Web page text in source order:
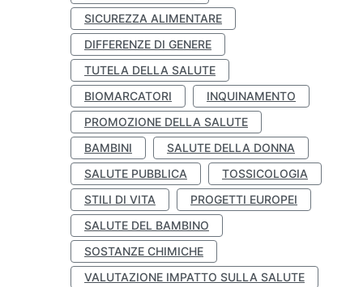
SICUREZZA ALIMENTARE
DIFFERENZE DI GENERE
TUTELA DELLA SALUTE
BIOMARCATORI
INQUINAMENTO
PROMOZIONE DELLA SALUTE
BAMBINI
SALUTE DELLA DONNA
SALUTE PUBBLICA
TOSSICOLOGIA
STILI DI VITA
PROGETTI EUROPEI
SALUTE DEL BAMBINO
SOSTANZE CHIMICHE
VALUTAZIONE IMPATTO SULLA SALUTE